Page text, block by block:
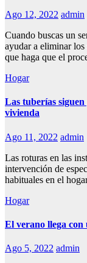
Ago 12, 2022 admin
Cuando buscas un
ayudar a eliminar los
que haga que el
Hogar
Las tuberías
vivienda
Ago 11, 2022 admin
Las roturas en las
intervención de
habituales en el
Hogar
El verano llega con
Ago 5, 2022 admin